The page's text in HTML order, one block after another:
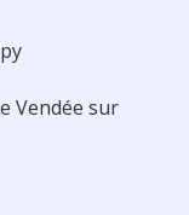
Vendée sur